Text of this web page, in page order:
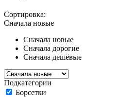
Сортировка:
Сначала новые
Сначала новые
Сначала дорогие
Сначала дешёвые
Подкатегории
Борсетки